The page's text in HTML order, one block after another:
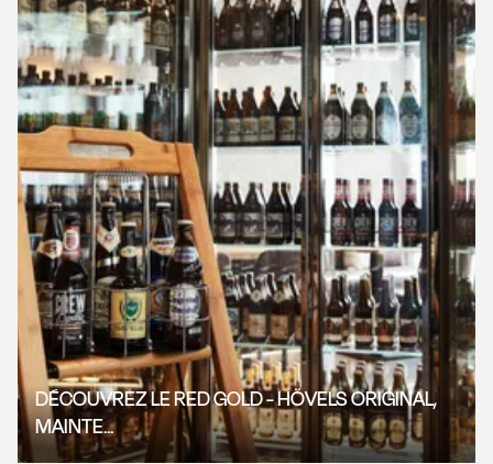
DÉCOUVREZ LE RED GOLD - HÖVELS ORIGINAL,
MAINTE...